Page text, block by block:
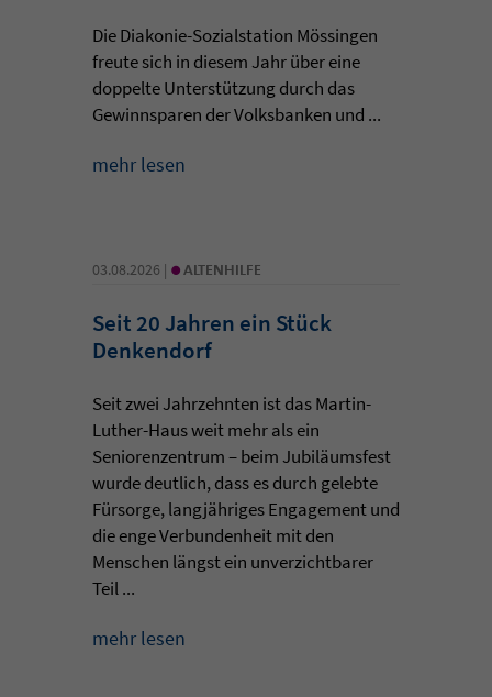
Die Diakonie-Sozialstation Mössingen
freute sich in diesem Jahr über eine
doppelte Unterstützung durch das
Gewinnsparen der Volksbanken und ...
mehr lesen
03.08.2026 | • ALTENHILFE
Seit 20 Jahren ein Stück
Denkendorf
Seit zwei Jahrzehnten ist das Martin-
Luther-Haus weit mehr als ein
Seniorenzentrum – beim Jubiläumsfest
wurde deutlich, dass es durch gelebte
Fürsorge, langjähriges Engagement und
die enge Verbundenheit mit den
Menschen längst ein unverzichtbarer
Teil ...
mehr lesen